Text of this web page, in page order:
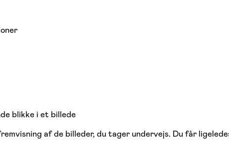
blikke i et billede
af de billeder, du tager undervejs. Du får